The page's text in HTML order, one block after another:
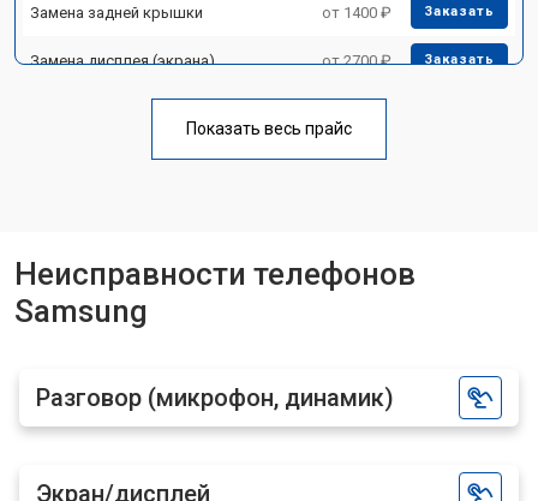
Замена задней крышки от 1400 ₽ Заказать
Замена дисплея (экрана) от 2700 ₽ Заказать
Замена кнопки включения от 1750 ₽
Показать весь прайс
Неисправности телефонов
Samsung
Разговор (микрофон, динамик)
Экран/дисплей